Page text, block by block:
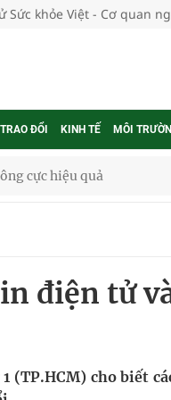
Sức khỏe Việt - Cơ quan
ĐỔI KINH TẾ MÔI
gia
ung thư
Của Các Loài Nhân
điện tử
(TP.HCM) cho biết